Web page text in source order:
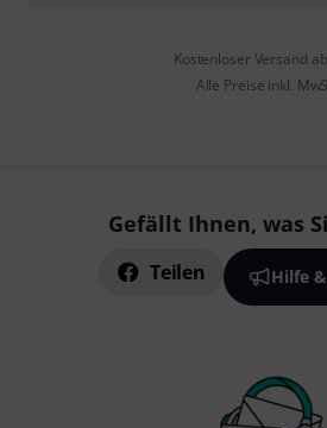
Kostenloser Versand
Alle Preise inkl.
Gefällt Ihnen, was
Teilen Hilfe